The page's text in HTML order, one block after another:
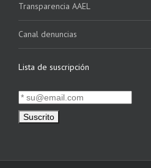
Transparencia AAEL
Canal denuncias
Lista de suscripción